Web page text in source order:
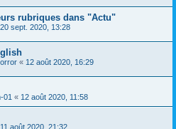
rubriques dans "Actu"
20 sept. 2020, 13:28
« 12 août 2020, 16:29
01 « 12 août 2020, 11:58
11 août 2020, 21:32